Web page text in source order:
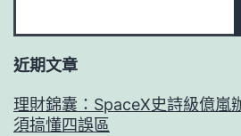
近期文章
理財錦囊：SpaceX史詩級億嵐
須搞懂四誤區